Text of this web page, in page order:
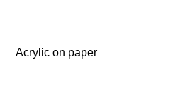
Acrylic on paper